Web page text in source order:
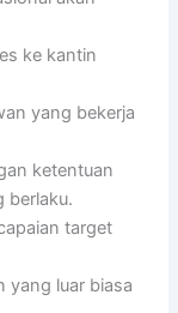
ke kantin
yang bekerja
ketentuan
berlaku.
target
yang luar biasa